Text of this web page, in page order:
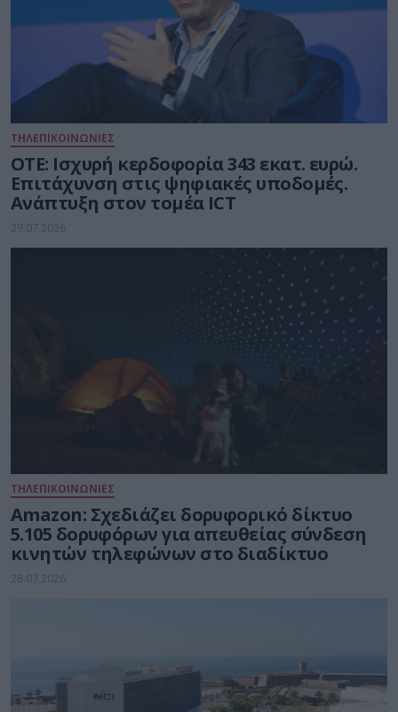
ΤΗΛΕΠΙΚΟΙΝΩΝΙΕΣ
ΟΤΕ: Ισχυρή κερδοφορία 343 εκατ. ευρώ.
Επιτάχυνση στις ψηφιακές υποδομές.
Ανάπτυξη στον τομέα ICT
29.07.2026
ΤΗΛΕΠΙΚΟΙΝΩΝΙΕΣ
Amazon: Σχεδιάζει δορυφορικό δίκτυο
5.105 δορυφόρων για απευθείας σύνδεση
κινητών τηλεφώνων στο διαδίκτυο
28.07.2026